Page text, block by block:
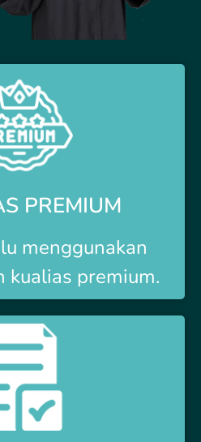
PREMIUM
menggunakan
kualias premium.